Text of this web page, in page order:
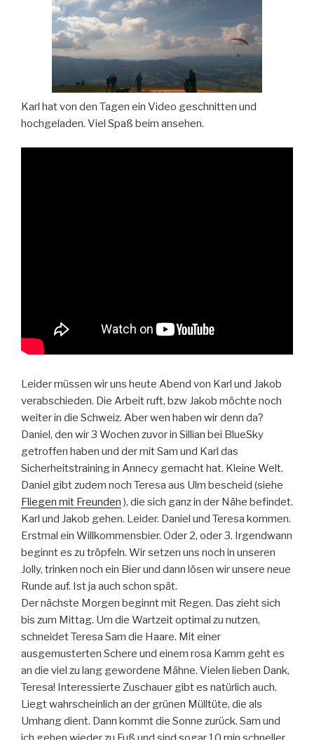
Karl hat von den Tagen ein Video geschnitten und
hochgeladen. Viel Spaß beim ansehen.
Leider müssen wir uns heute Abend von Karl und Jakob
verabschieden. Die Arbeit ruft, bzw Jakob möchte noch
weiter in die Schweiz. Aber wen haben wir denn da?
Daniel, den wir 3 Wochen zuvor in Sillian bei BlueSky
getroffen haben und der mit Sam und Karl das
Sicherheitstraining in Annecy gemacht hat. Kleine Welt.
Daniel gibt zudem noch Teresa aus Ulm bescheid (siehe
Fliegen mit Freunden ), die sich ganz in der Nähe befindet.
Karl und Jakob gehen. Leider. Daniel und Teresa kommen.
Erstmal ein Willkommensbier. Oder 2, oder 3. Irgendwann
beginnt es zu tröpfeln. Wir setzen uns noch in unseren
Jolly, trinken noch ein Bier und dann lösen wir unsere neue
Runde auf. Ist ja auch schon spät.
Der nächste Morgen beginnt mit Regen. Das zieht sich
bis zum Mittag. Um die Wartzeit optimal zu nutzen,
schneidet Teresa Sam die Haare. Mit einer
ausgemusterten Schere und einem rosa Kamm geht es
an die viel zu lang gewordene Mähne. Vielen lieben Dank,
Teresa! Interessierte Zuschauer gibt es natürlich auch.
Liegt wahrscheinlich an der grünen Mülltüte, die als
Umhang dient. Dann kommt die Sonne zurück. Sam und